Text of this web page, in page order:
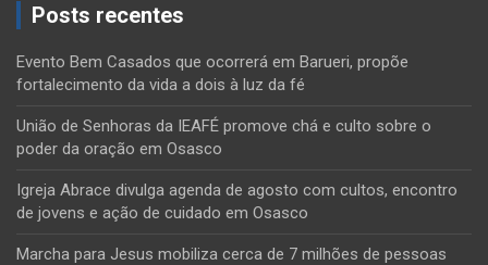
Posts recentes
Evento Bem Casados que ocorrerá em Barueri, propõe
fortalecimento da vida a dois à luz da fé
União de Senhoras da IEAFÉ promove chá e culto sobre o
poder da oração em Osasco
Igreja Abrace divulga agenda de agosto com cultos, encontro
de jovens e ação de cuidado em Osasco
Marcha para Jesus mobiliza cerca de 7 milhões de pessoas